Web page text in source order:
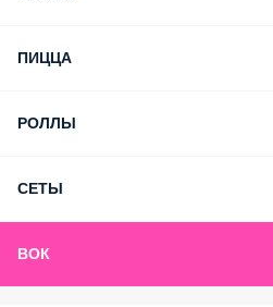
ПИЦЦА
РОЛЛЫ
СЕТЫ
ВОК